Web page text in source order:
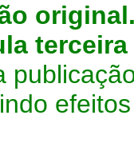
terceira